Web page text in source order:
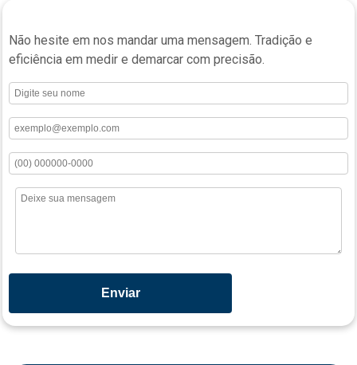
Não hesite em nos mandar uma mensagem. Tradição e
eficiência em medir e demarcar com precisão.